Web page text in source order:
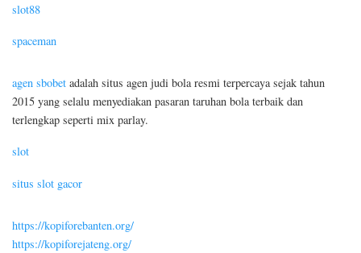
slot88
spaceman
agen sbobet adalah situs agen judi bola resmi terpercaya sejak tahun
2015 yang selalu menyediakan pasaran taruhan bola terbaik dan
terlengkap seperti mix parlay.
slot
situs slot gacor
https://kopiforebanten.org/
https://kopiforejateng.org/